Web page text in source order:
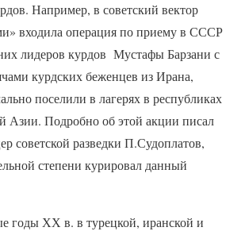
Например, в советский вектор
входила операция по приему в СССР
лидеров курдов Мустафы Барзани с
курдских беженцев из Ирана,
поселили в лагерях в республиках
Азии. Подробно об этой акции писал
советской разведки П.Судоплатов,
степени курировал данный
годы ХХ в. в турецкой, иранской и